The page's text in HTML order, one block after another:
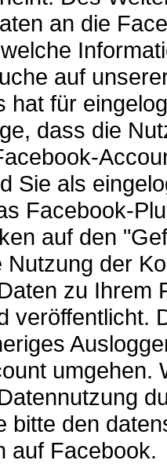
an die
auf
hat für
dass die
Sie als
Facebook-
auf den
Nutzung der
zu Ihrem
veröffentlicht.
umgehen.
bitte den
auf Facebook.